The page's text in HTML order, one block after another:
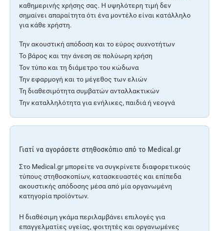
καθημερινής χρήσης σας. Η υψηλότερη τιμή δεν
σημαίνει απαραίτητα ότι ένα μοντέλο είναι κατάλληλο
για κάθε χρήστη.
Την ακουστική απόδοση και το εύρος συχνοτήτων
Το βάρος και την άνεση σε πολύωρη χρήση
Τον τύπο και τη διάμετρο του κώδωνα
Την εφαρμογή και το μέγεθος των ελιών
Τη διαθεσιμότητα συμβατών ανταλλακτικών
Την καταλληλότητα για ενήλικες, παιδιά ή νεογνά
Γιατί να αγοράσετε στηθοσκόπιο από το Medical.gr
Στο Medical.gr μπορείτε να συγκρίνετε διαφορετικούς
τύπους στηθοσκοπίων, κατασκευαστές και επίπεδα
ακουστικής απόδοσης μέσα από μία οργανωμένη
κατηγορία προϊόντων.
Η διαθέσιμη γκάμα περιλαμβάνει επιλογές για
επαγγελματίες υγείας, φοιτητές και οργανωμένες